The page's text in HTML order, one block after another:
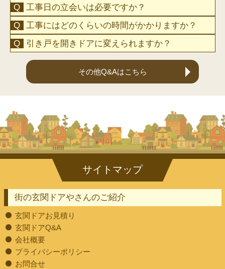
工事日の立会いは必要ですか？
工事にはどのくらいの時間がかかりますか？
引き戸を開きドアに変えられますか？
その他Q&Aはこちら
街の玄関ドアやさんのご紹介
玄関ドアお見積り
玄関ドアQ&A
会社概要
プライバシーポリシー
お問合せ